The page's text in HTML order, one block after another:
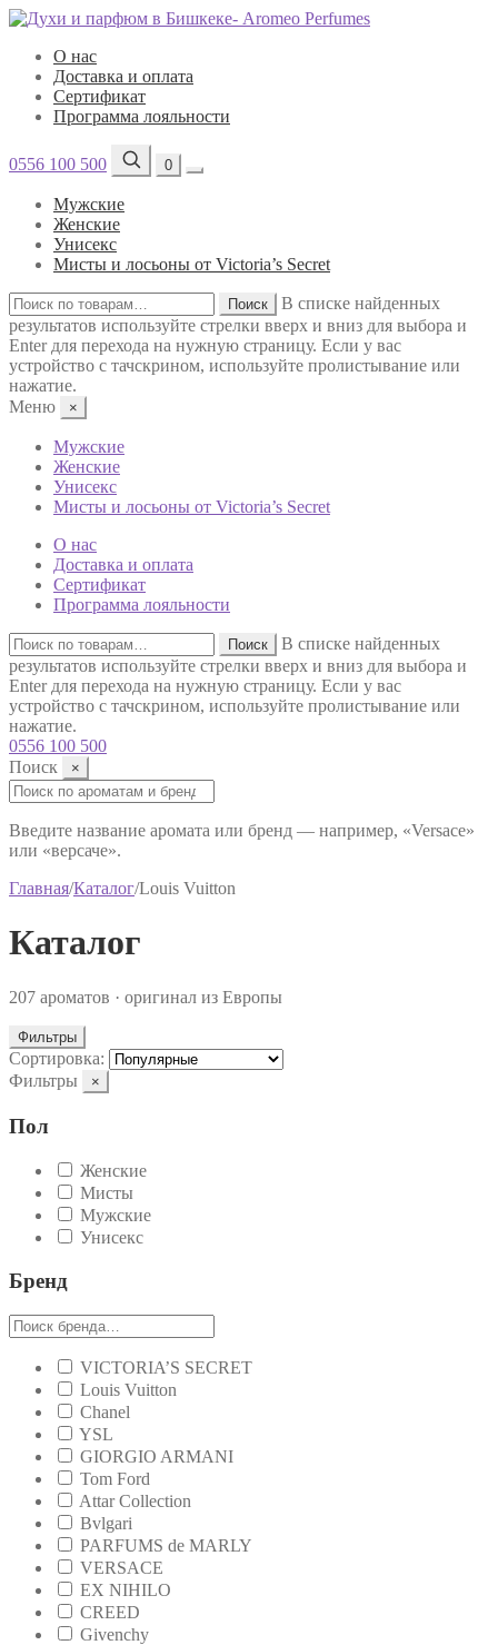
О нас
Доставка и оплата
Сертификат
Программа лояльности
0556 100 500 0
Мужские
Женские
Унисекс
Мисты и лосьоны от Victoria’s Secret
Искать:
Поиск
В списке найденных
результатов используйте стрелки вверх и вниз для выбора и
Enter для перехода на нужную страницу. Если у вас
устройство с тачскрином, используйте пролистывание или
нажатие.
Меню
×
Мужские
Женские
Унисекс
Мисты и лосьоны от Victoria’s Secret
О нас
Доставка и оплата
Сертификат
Программа лояльности
Искать:
Поиск
В списке найденных
результатов используйте стрелки вверх и вниз для выбора и
Enter для перехода на нужную страницу. Если у вас
устройство с тачскрином, используйте пролистывание или
нажатие.
0556 100 500
Поиск
×
Поиск:
Введите название аромата или бренд — например, «Versace»
или «версаче».
Главная/Каталог/Louis Vuitton
Каталог
207 ароматов · оригинал из Европы
Фильтры
Сортировка:
Фильтры
×
Пол
Женские
Мисты
Мужские
Унисекс
Бренд
VICTORIA’S SECRET
Louis Vuitton
Chanel
YSL
GIORGIO ARMANI
Tom Ford
Attar Collection
Bvlgari
PARFUMS de MARLY
VERSACE
EX NIHILO
CREED
Givenchy